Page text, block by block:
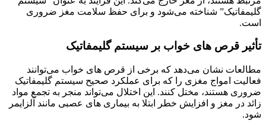
گلیمفاتیک” شناخته می‌شود و برای حفظ سلامت مغز ضروری
است.
تأثیر قرص‌ های خواب بر سیستم گلیمفاتیک
مطالعات نشان می‌دهد که برخی از قرص‌ های خواب می‌توانند
فعالیت امواج مغزی را که برای عملکرد صحیح سیستم گلیمفاتیک
ضروری هستند، مختل کنند. این اختلال می‌تواند منجر به تجمع مواد
زائد در مغز و افزایش خطر ابتلا به بیماری‌ های عصبی مانند آلزایمر
شود.